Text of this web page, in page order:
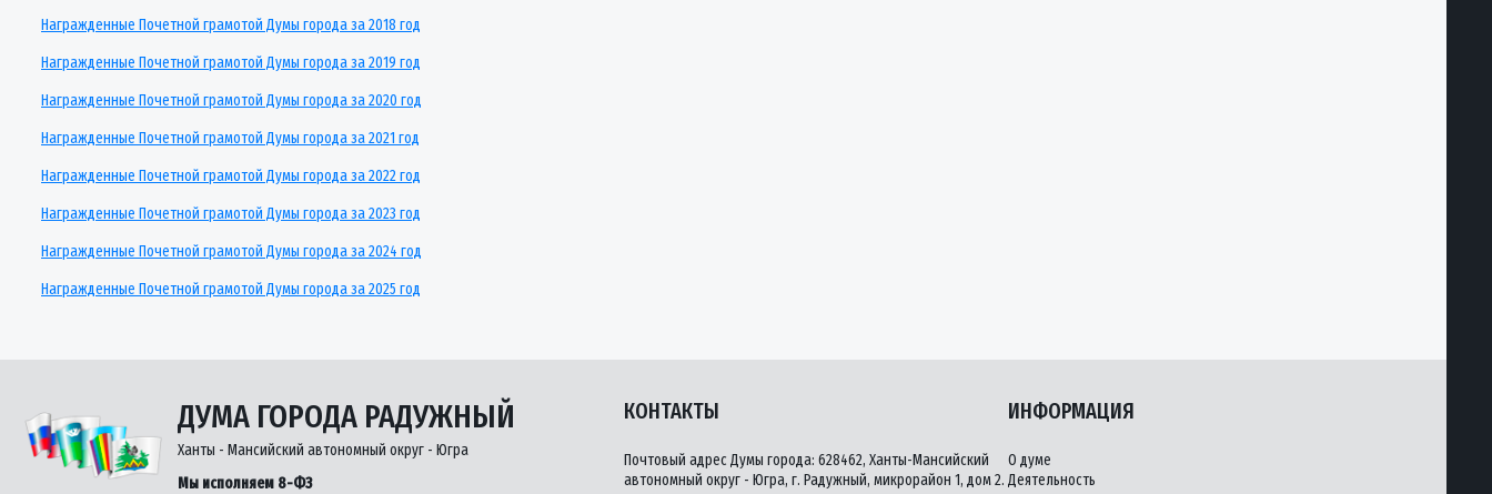
Награжденные Почетной грамотой Думы города за 2018 год
Награжденные Почетной грамотой Думы города за 2019 год
Награжденные Почетной грамотой Думы города за 2020 год
Награжденные Почетной грамотой Думы города за 2021 год
Награжденные Почетной грамотой Думы города за 2022 год
Награжденные Почетной грамотой Думы города за 2023 год
Награжденные Почетной грамотой Думы города за 2024 год
Награжденные Почетной грамотой Думы города за 2025 год
ДУМА ГОРОДА РАДУЖНЫЙ
Ханты - Мансийский автономный округ - Югра
Мы исполняем 8-ФЗ
КОНТАКТЫ
Почтовый адрес Думы города: 628462, Ханты-Мансийский
автономный округ - Югра, г. Радужный, микрорайон 1, дом 2.
ИНФОРМАЦИЯ
О думе
Деятельность